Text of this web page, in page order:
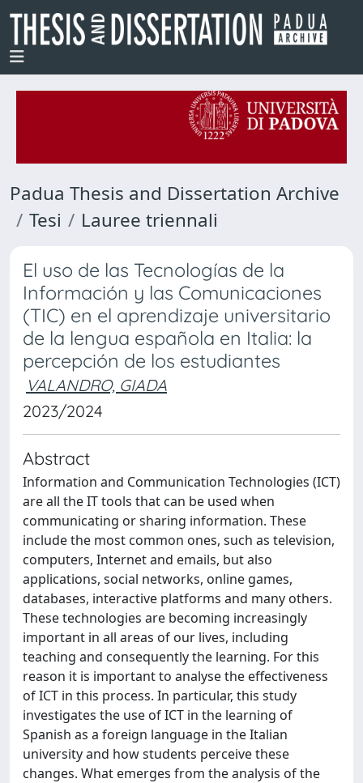
Padua Thesis and Dissertation Archive
Tesi
Lauree triennali
El uso de las Tecnologías de la
Información y las Comunicaciones
(TIC) en el aprendizaje universitario
de la lengua española en Italia: la
percepción de los estudiantes
VALANDRO, GIADA
2023/2024
Abstract
Information and Communication Technologies (ICT)
are all the IT tools that can be used when
communicating or sharing information. These
include the most common ones, such as television,
computers, Internet and emails, but also
applications, social networks, online games,
databases, interactive platforms and many others.
These technologies are becoming increasingly
important in all areas of our lives, including
teaching and consequently the learning. For this
reason it is important to analyse the effectiveness
of ICT in this process. In particular, this study
investigates the use of ICT in the learning of
Spanish as a foreign language in the Italian
university and how students perceive these
changes. What emerges from the analysis of the